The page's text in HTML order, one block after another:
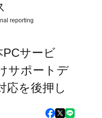
reporting
PCサービ
サポートデ
応を後押し